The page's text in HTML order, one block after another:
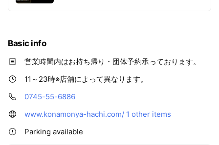
Basic info
営業時間内はお持ち帰り・団体予約承っております。
11～23時※店舗によって異なります。
0745-55-6886
www.konamonya-hachi.com/ 1 other items
Parking available